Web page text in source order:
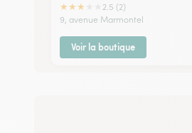
★★★
2.5 (2)
9, avenue Marmontel
Voir la boutique